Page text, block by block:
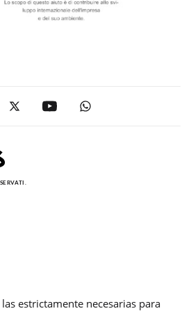
estrictamente necesarias para